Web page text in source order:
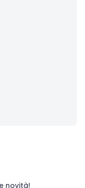
novità!